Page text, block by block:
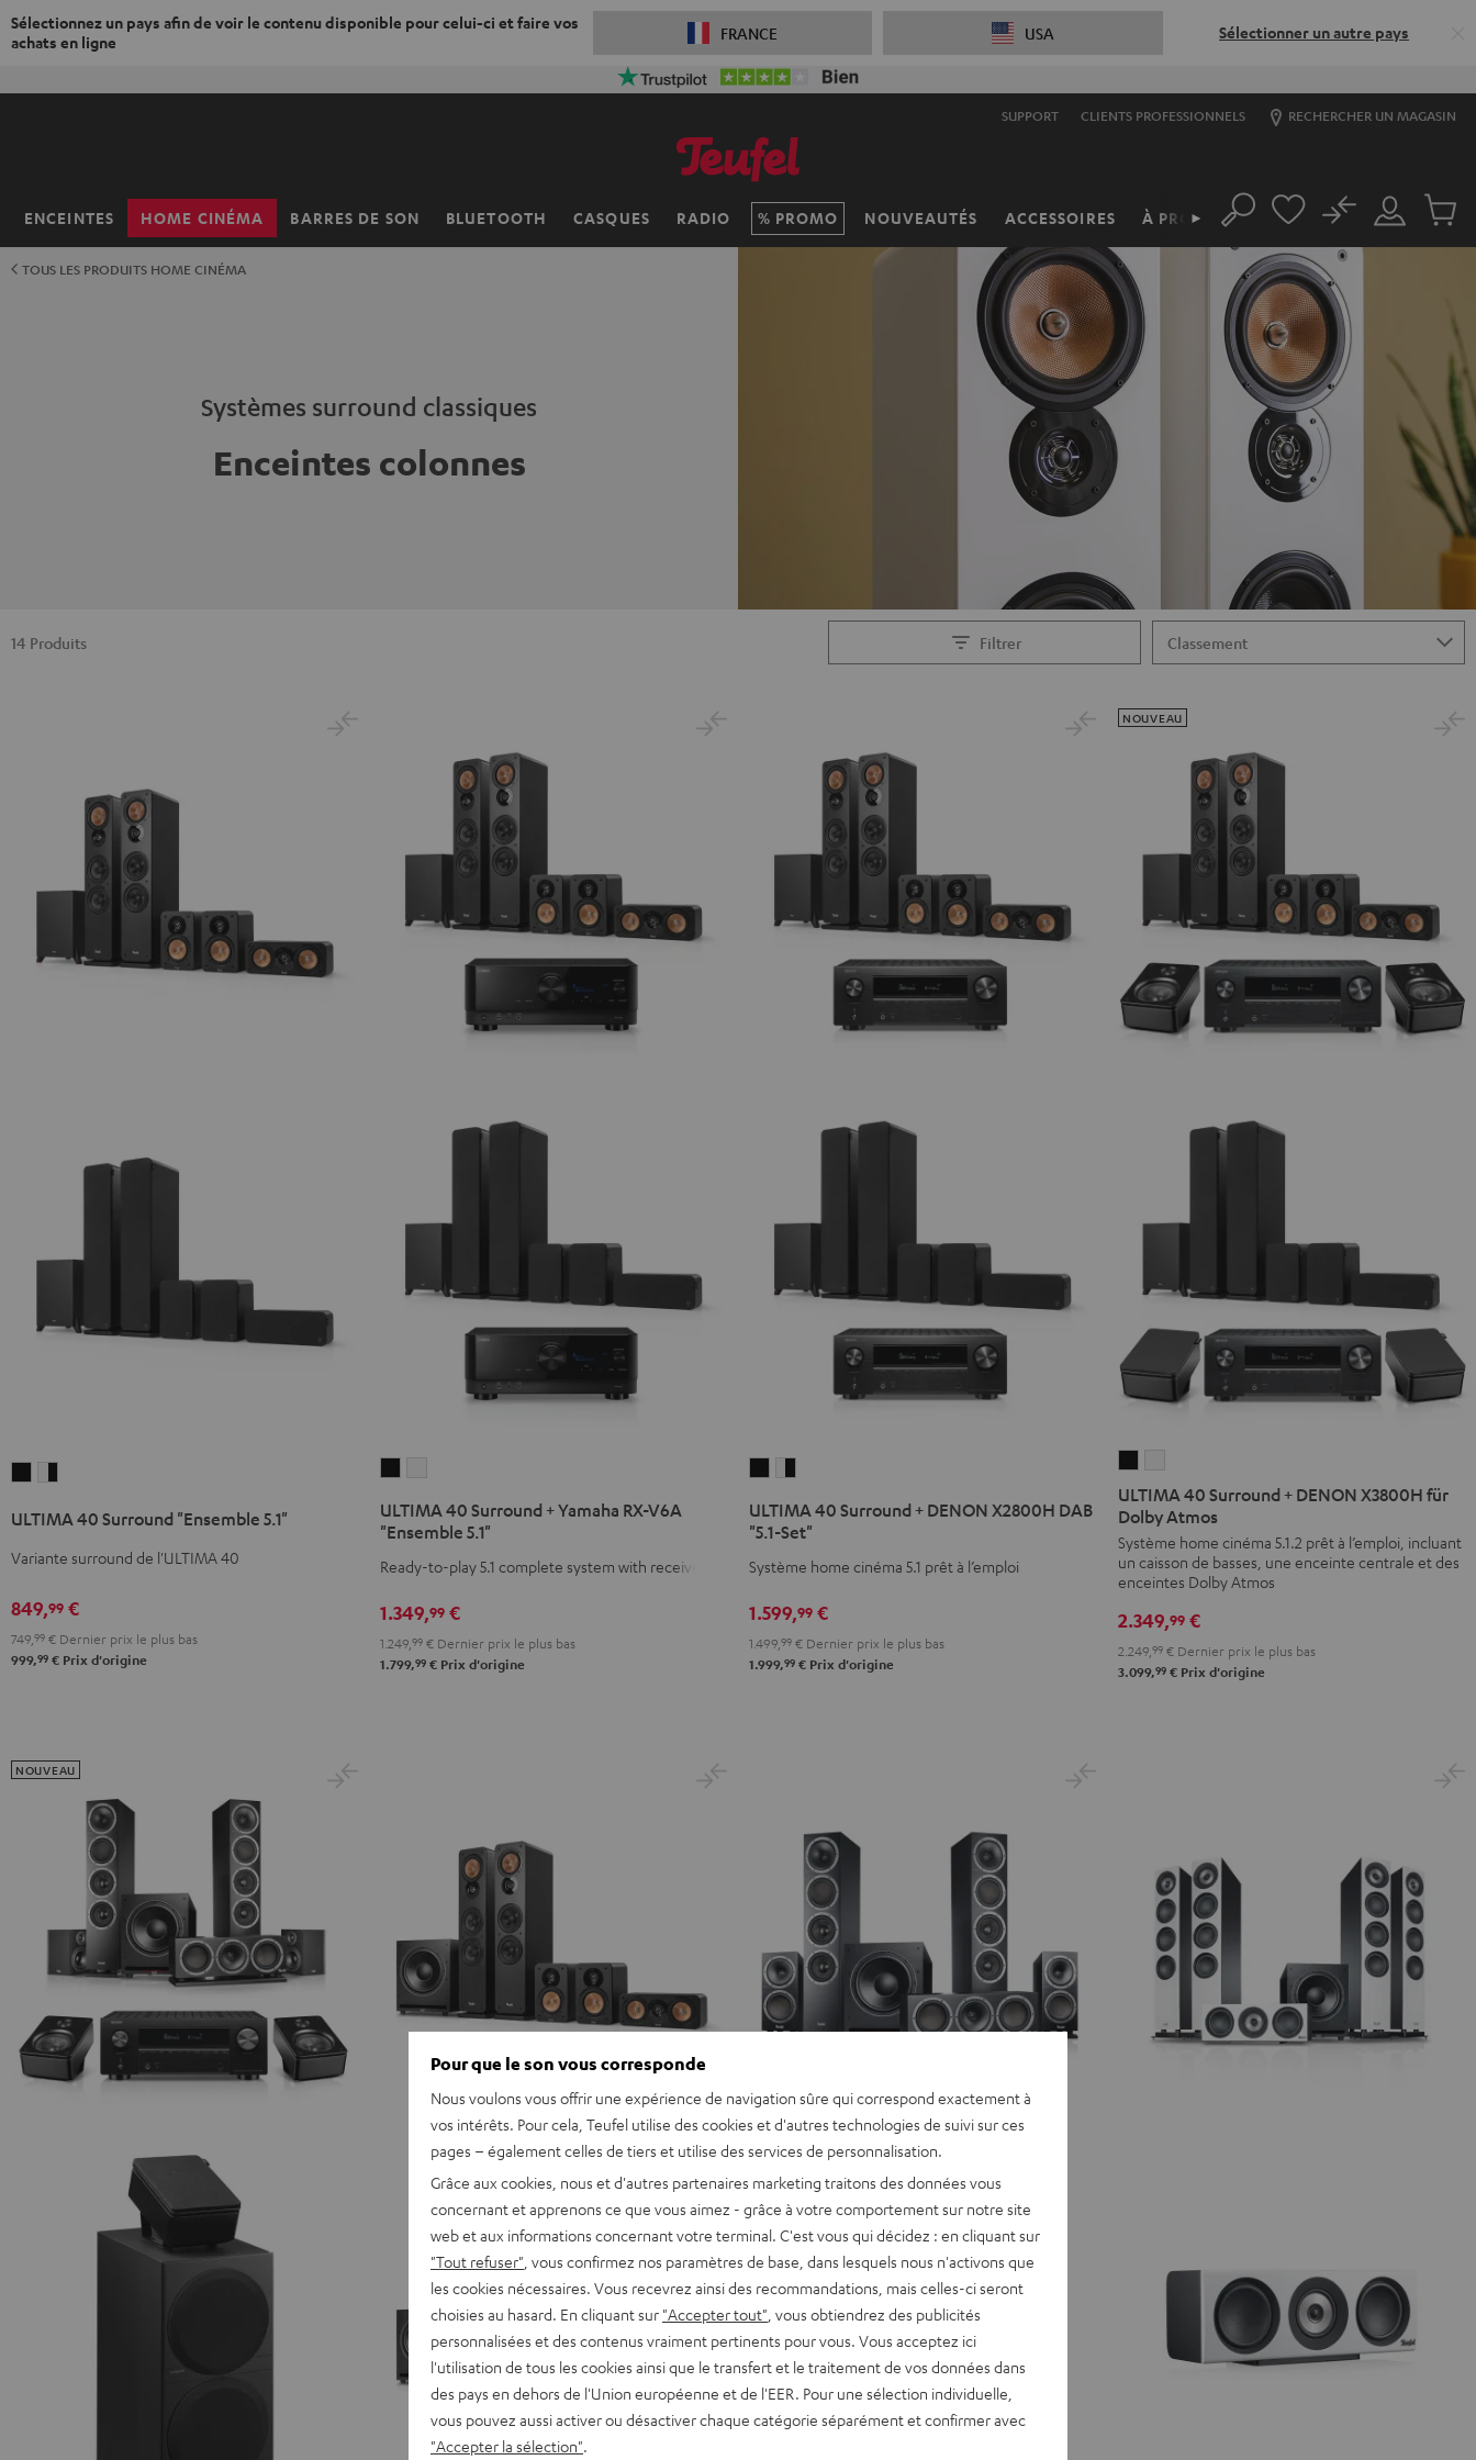
Sélectionnez un pays afin de voir le contenu disponible pour celui-ci et faire vos
achats en ligne
FRANCE USA Sélectionner un autre pays
SUPPORT CLIENTS PROFESSIONNELS RECHERCHER UN MAGASIN
ENCEINTES HOME CINÉMA BARRES DE SON BLUETOOTH CASQUES RADIO PROMO NOUVEAUTÉS ACCESSOIRES À PROPOS
►
Page
Rechercher
Mon
compte
No
TOUS LES PRODUITS HOME CINÉMA
Systèmes surround classiques
Enceintes colonnes
Filtrer
14 Produits
Surround
"Ensemble
Noir
Surround
"Ensemble
Blanc
/
Noir
ULTIMA 40 Surround "Ensemble 5.1"
Variante surround de l'ULTIMA 40
849,99 €
749, 99 € Dernier prix le plus bas
999,99 € Prix d'origine
Surround
Yamaha
V6A
"Ensemble
Surround
Yamaha
V6A
"Ensemble
ULTIMA 40 Surround + Yamaha RX-V6A
"Ensemble 5.1"
Ready-to-play 5.1 complete system with receiver
1.349,99 €
1.249, 99 € Dernier prix le plus bas
1.799,99 € Prix d'origine
Surround
DENON
DAB
"5.1-
Surround
DENON
DAB
"5.1-
ULTIMA 40 Surround + DENON X2800H DAB
"5.1-Set"
Système home cinéma 5.1 prêt à l’emploi
1.599,99 €
1.499, 99 € Dernier prix le plus bas
1.999,99 € Prix d'origine
40
Surround
+
DENON
X3800H
für
Dolby
Atmos
40
Surround
+
DENON
X3800H
für
Dolby
Atmos
ULTIMA 40 Surround + DENON X3800H für
Dolby Atmos
Système home cinéma 5.1.2 prêt à l’emploi, incluant
un caisson de basses, une enceinte centrale et des
enceintes Dolby Atmos
NOUVEAU
2.349,99 €
2.249, 99 € Dernier prix le plus bas
3.099,99 € Prix d'origine
NOUVEAU
Pour que le son vous corresponde
Nous voulons vous offrir une expérience de navigation sûre qui correspond exactement à
vos intérêts. Pour cela, Teufel utilise des cookies et d'autres technologies de suivi sur ces
pages – également celles de tiers et utilise des services de personnalisation.
Grâce aux cookies, nous et d'autres partenaires marketing traitons des données vous
concernant et apprenons ce que vous aimez - grâce à votre comportement sur notre site
web et aux informations concernant votre terminal. C'est vous qui décidez : en cliquant sur
"Tout refuser" , vous confirmez nos paramètres de base, dans lesquels nous n'activons que
les cookies nécessaires. Vous recevrez ainsi des recommandations, mais celles-ci seront
choisies au hasard. En cliquant sur "Accepter tout" , vous obtiendrez des publicités
personnalisées et des contenus vraiment pertinents pour vous. Vous acceptez ici
l'utilisation de tous les cookies ainsi que le transfert et le traitement de vos données dans
des pays en dehors de l'Union européenne et de l'EER. Pour une sélection individuelle,
vous pouvez aussi activer ou désactiver chaque catégorie séparément et confirmer avec
"Accepter la sélection"